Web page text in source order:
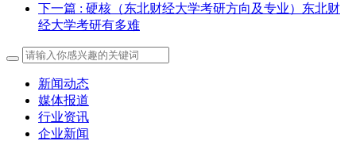
下一篇 : 硬核（东北财经大学考研方向及专业）东北财
经大学考研有多难
新闻动态
媒体报道
行业资讯
企业新闻